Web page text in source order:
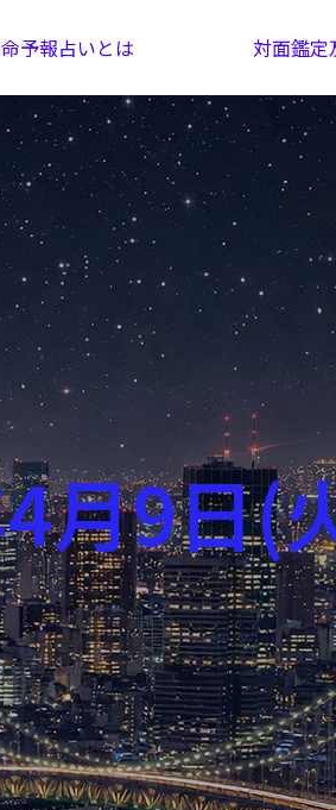
予報占いとは 対面鑑定
最恐の相性占い
芸能界
社会
月9日(